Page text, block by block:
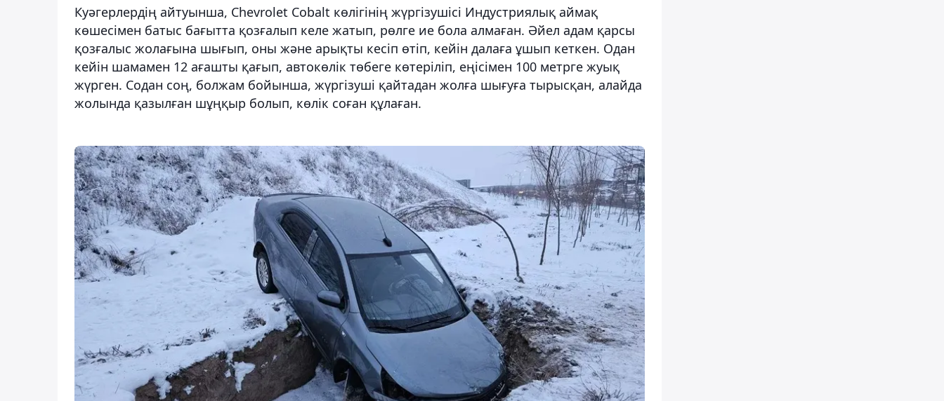
Куәгерлердің айтуынша, Chevrolet Cobalt көлігінің жүргізушісі Индустриялық аймақ
көшесімен батыс бағытта қозғалып келе жатып, рөлге ие бола алмаған. Әйел адам қарсы
қозғалыс жолағына шығып, оны және арықты кесіп өтіп, кейін далаға ұшып кеткен. Одан
кейін шамамен 12 ағашты қағып, автокөлік төбеге көтеріліп, еңісімен 100 метрге жуық
жүрген. Содан соң, болжам бойынша, жүргізуші қайтадан жолға шығуға тырысқан, алайда
жолында қазылған шұңқыр болып, көлік соған құлаған.